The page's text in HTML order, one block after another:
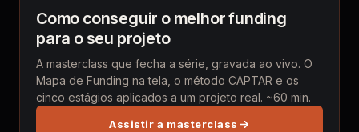
Como conseguir o melhor funding
para o seu projeto
A masterclass que fecha a série, gravada ao vivo. O
Mapa de Funding na tela, o método CAPTAR e os
cinco estágios aplicados a um projeto real. ~60 min.
Assistir a masterclass